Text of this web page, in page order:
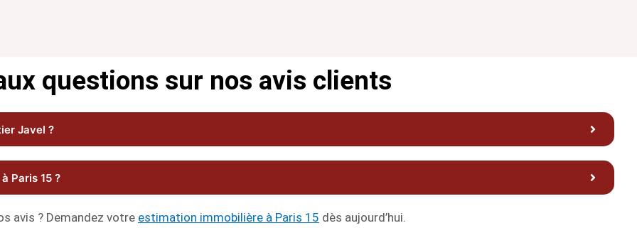
questions sur nos avis clients
Javel ?
Paris 15 ?
avis ? Demandez votre estimation immobilière à Paris 15 dès aujourd’hui.